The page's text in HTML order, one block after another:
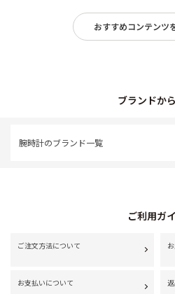
おすすめコンテンツ
ブランドか
腕時計のブランド一覧
ご利用ガ
ご注文方法について
お支払いについて